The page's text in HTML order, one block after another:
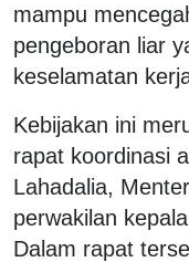
mampu
pengeboran liar
keselamatan
Kebijakan ini
rapat koordinasi
Lahadalia,
perwakilan
Dalam rapat